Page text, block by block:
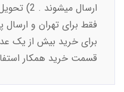
ارسال میشوند . 2) تحویل حضوری کالاهای
برای خرید بیش از یک
قسمت خرید همکار